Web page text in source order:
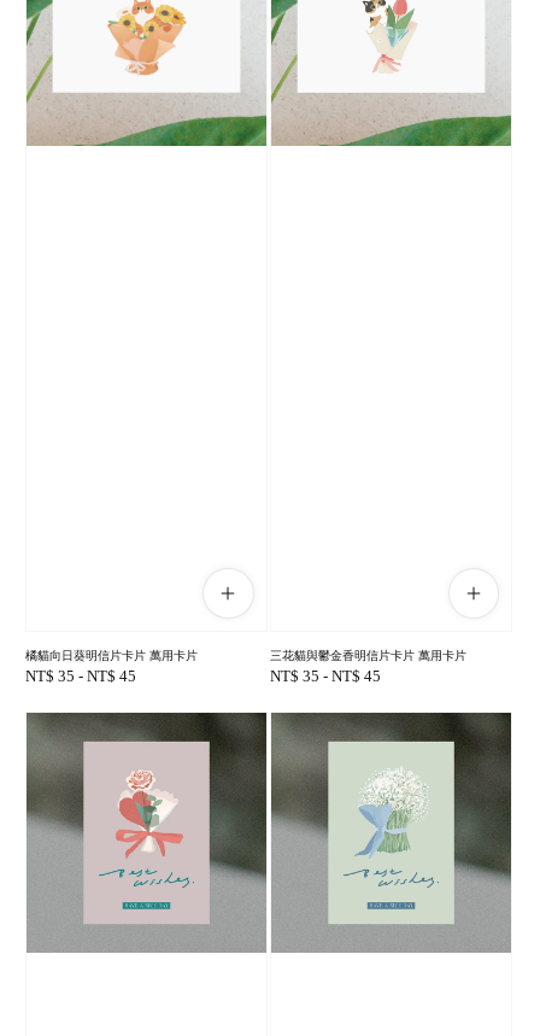
橘貓向日葵明信片卡片 萬用卡片
Regular
NT$ 35 - NT$ 45
三花貓與鬱金香明信片卡片 萬用卡片
Regular
NT$ 35 - NT$ 45